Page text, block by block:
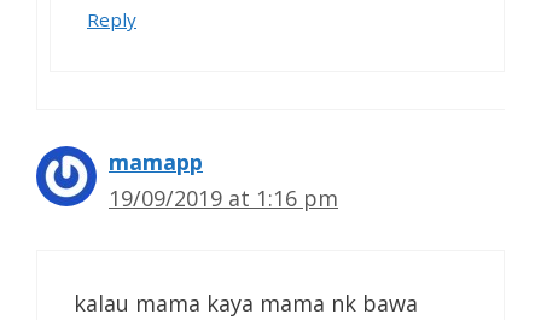
Reply
mamapp
19/09/2019 at 1:16 pm
kalau mama kaya mama nk bawa